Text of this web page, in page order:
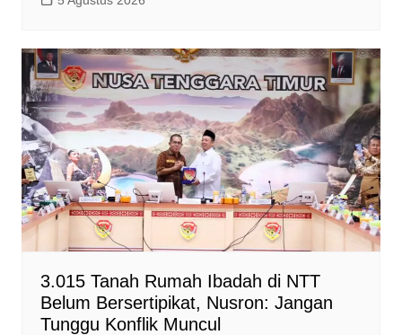
3.015 Tanah Rumah Ibadah di NTT
Belum Bersertipikat, Nusron: Jangan
Tunggu Konflik Muncul